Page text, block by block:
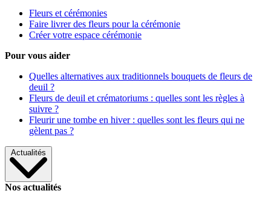
Fleurs et cérémonies
Faire livrer des fleurs pour la cérémonie
Créer votre espace cérémonie
Pour vous aider
Quelles alternatives aux traditionnels bouquets de fleurs de
deuil ?
Fleurs de deuil et crématoriums : quelles sont les règles à
suivre ?
Fleurir une tombe en hiver : quelles sont les fleurs qui ne
gèlent pas ?
Actualités
Nos actualités